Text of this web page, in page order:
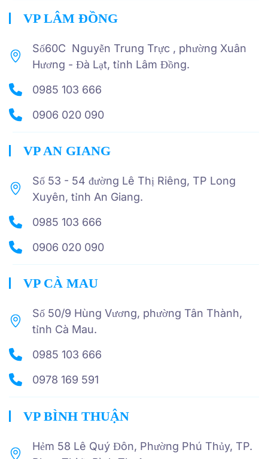
VP LÂM ĐỒNG
Số60C Nguyễn Trung Trực , phường Xuân
Hương - Đà Lạt, tỉnh Lâm Đồng.
0985 103 666
0906 020 090
VP AN GIANG
Số 53 - 54 đường Lê Thị Riêng, TP Long
Xuyên, tỉnh An Giang.
0985 103 666
0906 020 090
VP CÀ MAU
Số 50/9 Hùng Vương, phường Tân Thành,
tỉnh Cà Mau.
0985 103 666
0978 169 591
VP BÌNH THUẬN
Hẻm 58 Lê Quý Đôn, Phường Phú Thủy, TP.